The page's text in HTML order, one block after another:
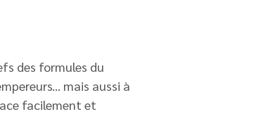
des formules du
mais aussi à
facilement et